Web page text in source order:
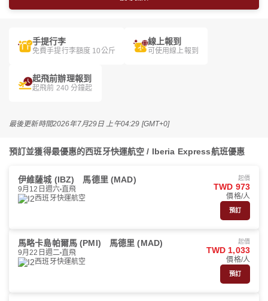
手提行李
免費手提行李額度 10公斤
線上報到
可使用線上報到
起飛前辦理報到
起飛前 240 分鐘起
最後更新時間2026年7月29日 上午04:29 [GMT+0]
預訂並獲得最優惠的西班牙快運航空 / Iberia Express航班優惠
伊維薩城 (IBZ) 馬德里 (MAD)
9月12日週六 直飛
西班牙快運航空
起價
TWD 973
價格/人
預訂
馬略卡島帕爾馬 (PMI) 馬德里 (MAD)
9月22日週二 直飛
西班牙快運航空
起價
TWD 1,033
價格/人
預訂